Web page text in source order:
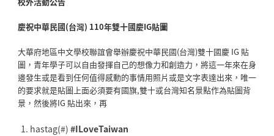
慶祝中華民國(台灣) 110年雙十國慶IG貼圖
大華府地區中文學校聯誼會舉辦慶祝中華民國(台灣)雙十國慶 IG 貼
圖，青年學子可以自由發揮自己的想像力和創造力， 將這一年來在身
邊發生或是看到任何值得感動的事情用照片或是文字表達出來，唯一
的要求就是貼圖上面必須要有國旗,雙十或台灣知名景點作為貼圖背
景，然後將IG 貼出來，再
hastag(#) #ILoveTaiwan